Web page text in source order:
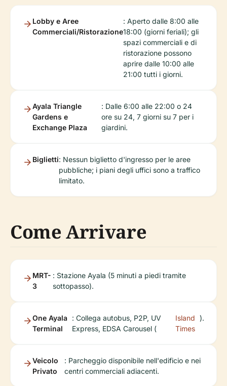
Lobby e Aree
Commerciali/Ristorazione
: Aperto dalle 8:00 alle
18:00 (giorni feriali); gli
spazi commerciali e di
ristorazione possono
aprire dalle 10:00 alle
21:00 tutti i giorni.
Ayala Triangle
Gardens e
Exchange Plaza
: Dalle 6:00 alle 22:00 o 24
ore su 24, 7 giorni su 7 per i
giardini.
Biglietti: Nessun biglietto d'ingresso per le aree
pubbliche; i piani degli uffici sono a traffico
limitato.
Come Arrivare
MRT-
3
: Stazione Ayala (5 minuti a piedi tramite
sottopasso).
One Ayala
Terminal
: Collega autobus, P2P, UV
Express, EDSA Carousel (
Island
Times
).
Veicolo
Privato
: Parcheggio disponibile nell'edificio e nei
centri commerciali adiacenti.